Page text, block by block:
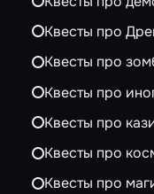
Квесты про
Квесты про
Квесты про
Квесты про
Квесты про
Квесты про